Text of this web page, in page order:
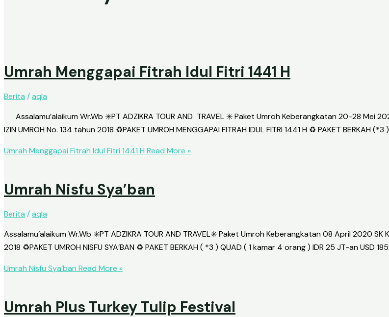
Airline Ticket
International Flights
Umrah Flights
Hotel
• Exhibition
• Domestic Flights
• International Flights
• Umrah Flights
Profile
Team Building
X
Umrah Menggapai Fitrah Idul Fitri 1441 H
Berita /aqla
Assalamu’alaikum Wr.Wb ✳️PT ADZIKRA TOUR AND TRAVEL ✳️ Paket Umroh Keberangkatan 20-28 Mei
IZIN UMROH No. 134 tahun 2018 ♻️PAKET UMROH MENGGAPAI FITRAH IDUL FITRI 1441 H ♻️ PAKET BERKAH
Umrah Menggapai Fitrah Idul Fitri 1441 H Read More »
Umrah Nisfu Sya’ban
Berita /aqla
Assalamu’alaikum Wr.Wb ✳️PT ADZIKRA TOUR AND TRAVEL✳️ Paket Umroh Keberangkatan 08 April 2020 SK
2018 ♻️PAKET UMROH NISFU SYA’BAN ♻️ PAKET BERKAH ( *3 ) QUAD ( 1 kamar 4 orang ) IDR 25 JT-an USD
Umrah Nisfu Sya’ban Read More »
Umrah Plus Turkey Tulip Festival